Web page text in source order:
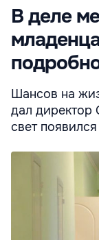
В деле
Шансов на
дал директор
свет